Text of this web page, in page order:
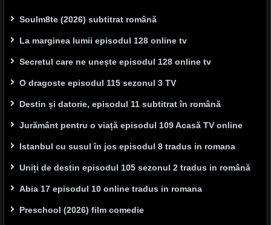
Soulm8te (2026) subtitrat română
La marginea lumii episodul 128 online tv
Secretul care ne unește episodul 128 online tv
O dragoste episodul 115 sezonul 3 TV
Destin și datorie, episodul 11 subtitrat în română
Jurământ pentru o viață episodul 109 Acasă TV online
Istanbul cu susul în jos episodul 8 tradus in romana
Uniți de destin episodul 105 sezonul 2 tradus in română
Abia 17 episodul 10 online tradus in romana
Preschool (2026) film comedie